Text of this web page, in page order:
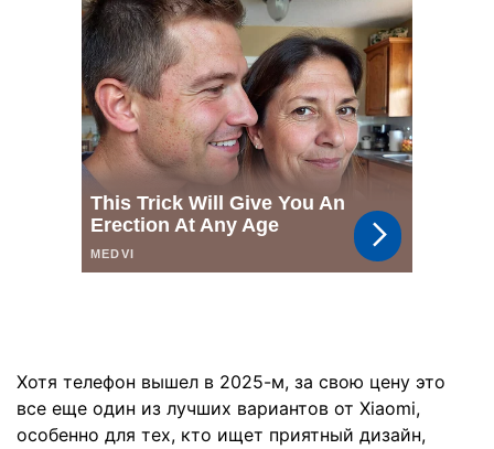
Хотя телефон вышел в 2025-м, за свою цену это
все еще один из лучших вариантов от Xiaomi,
особенно для тех, кто ищет приятный дизайн,